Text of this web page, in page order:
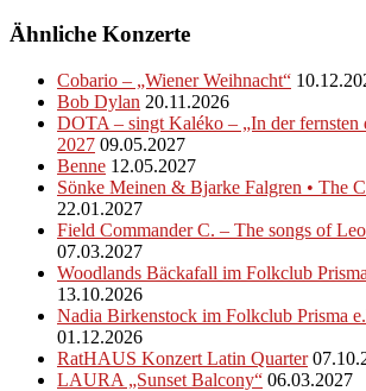
Ähnliche Konzerte
Cobario – „Wiener Weihnacht“
Bob Dylan 20.11.2026
DOTA – singt Kaléko – „In der fernsten
2027 09.05.2027
Benne 12.05.2027
Sönke Meinen & Bjarke Falgren • The
22.01.2027
Field Commander C. – The songs of
07.03.2027
Woodlands Bäckafall im Folkclub
13.10.2026
Nadia Birkenstock im Folkclub Prisma
01.12.2026
RatHAUS Konzert Latin Quarter
LAURA „Sunset Balcony“ 06.03.2027